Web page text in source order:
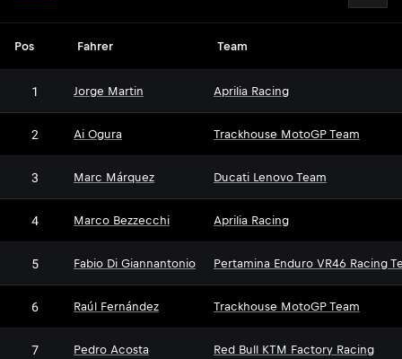
Pos Fahrer Team
1 Jorge Martin Aprilia Racing
2 Ai Ogura Trackhouse MotoGP Team
3 Marc Márquez Ducati Lenovo Team
4 Marco Bezzecchi Aprilia Racing
5 Fabio Di Giannantonio Pertamina Enduro VR46 Racing
6 Raúl Fernández Trackhouse MotoGP Team
7 Pedro Acosta Red Bull KTM Factory Racing